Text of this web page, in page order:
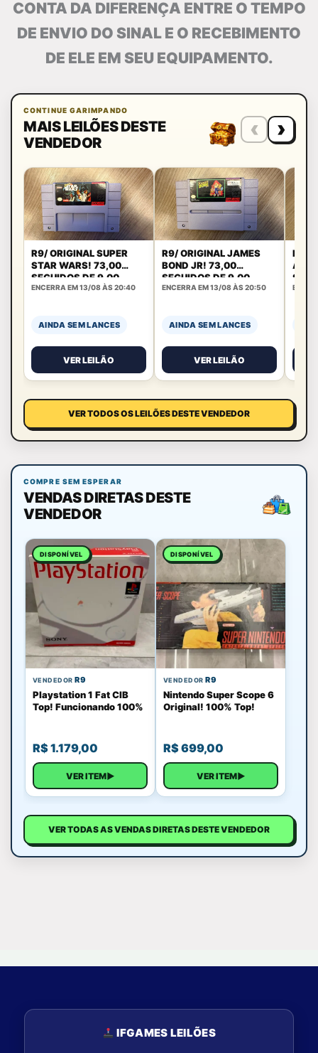
CONTA DA DIFERENÇA ENTRE O TEMPO
DE ENVIO DO SINAL E O RECEBIMENTO
DE ELE EM SEU EQUIPAMENTO.
CONTINUE GARIMPANDO
MAIS LEILÕES DESTE
VENDEDOR
‹ ›
R9/ ORIGINAL SUPER
STAR WARS! 73,00
SEGUIDOS DE 9,00
ENCERRA EM 13/08 ÀS 20:40
AINDA SEM LANCES
VER LEILÃO
R9/ ORIGINAL JAMES
BOND JR! 73,00
SEGUIDOS DE 9,00
ENCERRA EM 13/08 ÀS 20:50
AINDA SEM LANCES
VER LEILÃO
R9/
VER TODOS OS LEILÕES DESTE VENDEDOR
COMPRE SEM ESPERAR
VENDAS DIRETAS DESTE
VENDEDOR
DISPONÍVEL
VENDEDOR R9
Playstation 1 Fat CIB
Top! Funcionando 100%
R$1.179,00
VER ITEM▶
DISPONÍVEL
VENDEDOR R9
Nintendo Super Scope 6
Original! 100% Top!
R$699,00
VER ITEM▶
VER TODAS AS VENDAS DIRETAS DESTE VENDEDOR
IFGAMES LEILÕES